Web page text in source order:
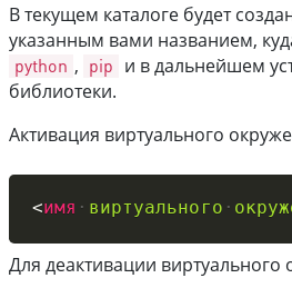
В текущем каталоге будет
указанным вами названием,
python , pip и в дальнейшем
библиотеки.
Активация виртуального
<имя виртуального
Для деактивации виртуального